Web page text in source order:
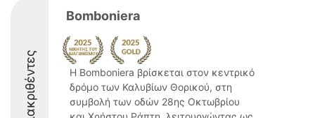
Διακριθέντες
Bomboniera
Η Bomboniera βρίσκεται στον κεντρικό
δρόμο των Καλυβίων Θορικού, στη
συμβολή των οδών 28ης Οκτωβρίου